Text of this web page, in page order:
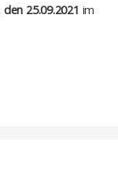
25.09.2021 im